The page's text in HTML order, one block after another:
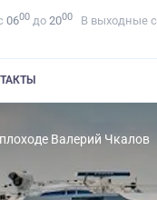
0600 до 2000 В выходные с
Валерий Чкалов